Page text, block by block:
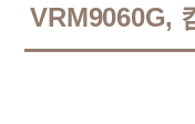
VRM9060G,